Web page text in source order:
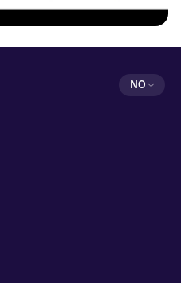
Select
Norwegian
NO